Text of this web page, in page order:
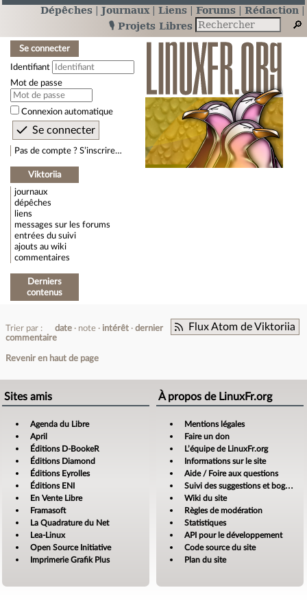
Dépêches Journaux Liens Forums
Rédaction
🎙️ Projets Libres
Se connecter
Identifiant
Mot de passe
Connexion automatique
Pas de compte ? S’inscrire…
Viktoriia
journaux
dépêches
liens
messages sur les forums
entrées du suivi
ajouts au wiki
commentaires
Derniers
contenus
Flux Atom de Viktoriia
Trier par : date note intérêt
dernier
commentaire
Revenir en haut de page
Sites amis
Agenda du Libre
April
Éditions D-BookeR
Éditions Diamond
Éditions Eyrolles
Éditions ENI
En Vente Libre
Framasoft
La Quadrature du Net
Lea-Linux
Open Source Initiative
Imprimerie Grafik Plus
À propos de LinuxFr.org
Mentions légales
Faire un don
L’équipe de LinuxFr.org
Informations sur le site
Aide / Foire aux questions
Suivi des suggestions et bogues
Wiki du site
Règles de modération
Statistiques
API pour le développement
Code source du site
Plan du site